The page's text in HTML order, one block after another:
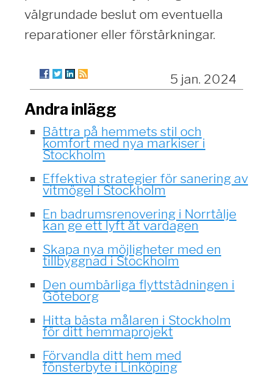
välgrundade beslut om eventuella
reparationer eller förstärkningar.
5 jan. 2024
Andra inlägg
Bättra på hemmets stil och
komfort med nya markiser i
Stockholm
Effektiva strategier för sanering av
vitmögel i Stockholm
En badrumsrenovering i Norrtälje
kan ge ett lyft åt vardagen
Skapa nya möjligheter med en
tillbyggnad i Stockholm
Den oumbärliga flyttstädningen i
Göteborg
Hitta bästa målaren i Stockholm
för ditt hemmaprojekt
Förvandla ditt hem med
fönsterbyte i Linköping